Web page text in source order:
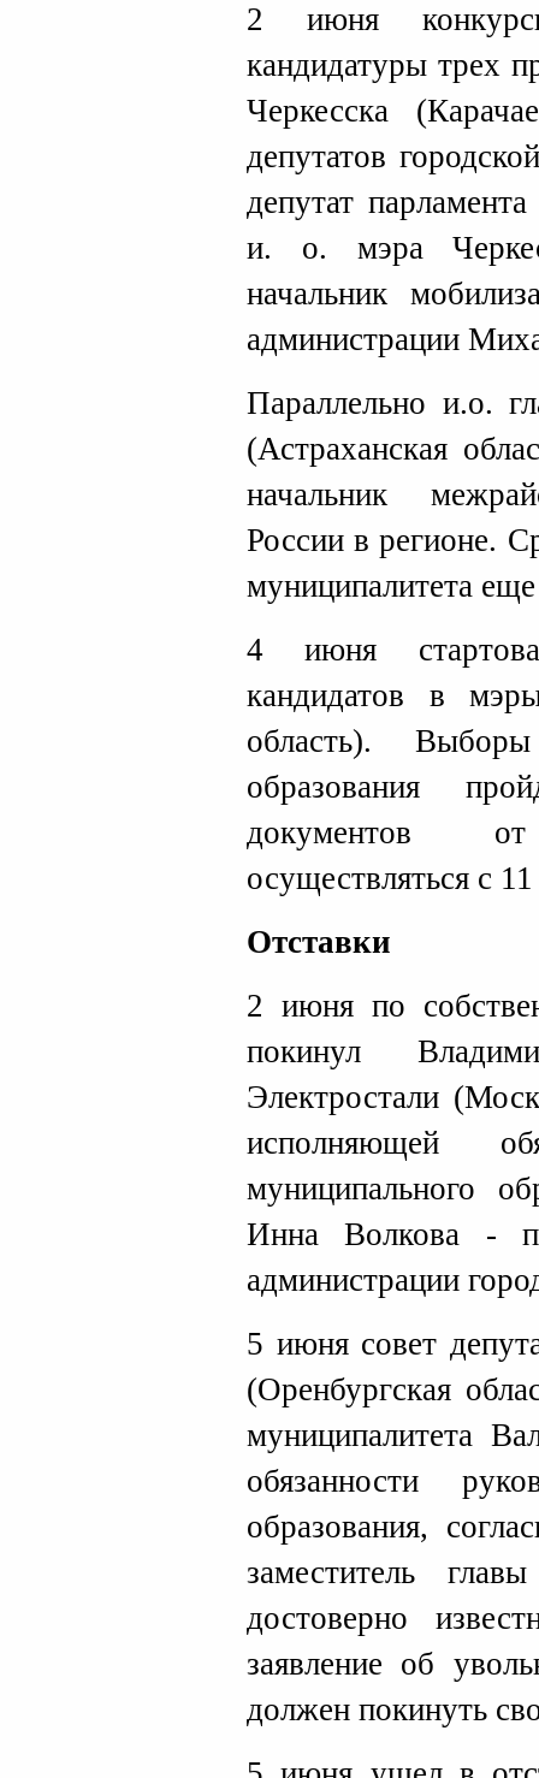
2 июня
кандидатуры трех
Черкесска
депутатов
депутат
и. о. мэра
начальник
администрации
Параллельно и.о.
(Астраханская
начальник
России в регионе.
муниципалитета
4 июня
кандидатов в
область).
образования
документов
осуществляться с
Отставки
2 июня по
покинул
Электростали
исполняющей
муниципального
Инна Волкова -
администрации
5 июня совет
(Оренбургская
муниципалитета
обязанности
образования,
заместитель
достоверно
заявление об
должен покинуть